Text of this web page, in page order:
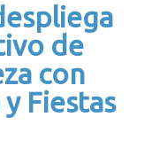
de
con
Fiestas